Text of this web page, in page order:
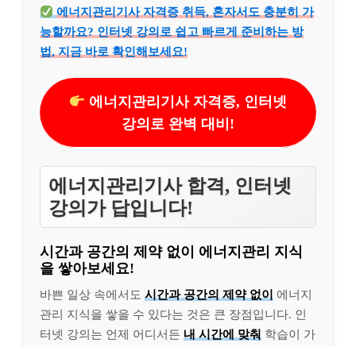
에너지관리기사 자격증 취득, 혼자서도 충분히 가
능할까요? 인터넷 강의로 쉽고 빠르게 준비하는 방
법, 지금 바로 확인해보세요!
에너지관리기사 자격증, 인터넷
강의로 완벽 대비!
에너지관리기사 합격, 인터넷
강의가 답입니다!
시간과 공간의 제약 없이 에너지관리 지식
을 쌓아보세요!
바쁜 일상 속에서도 시간과 공간의 제약 없이
에너지
관리 지식을 쌓을 수 있다는 것은 큰 장점입니다. 인
터넷 강의는 언제 어디서든 내 시간에 맞춰 학습이 가